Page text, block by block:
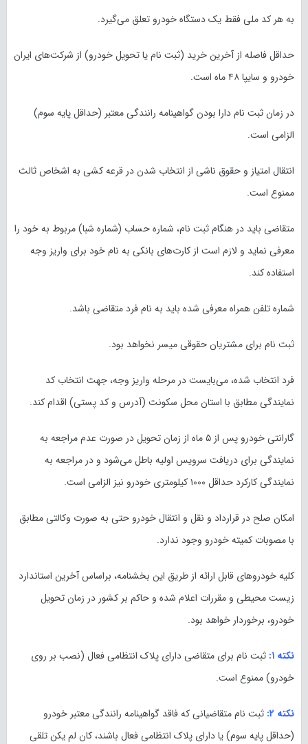
به هر کد ملی فقط یک دستگاه خودرو تعلق می‌گیرد.
حداقل فاصله از آخرین خرید (ثبت نام یا تحویل خودرو) از شرکت‌های ایران
خودرو و سایپا ۴۸ ماه است.
در زمان ثبت نام دارا بودن گواهینامه رانندگی معتبر (حداقل پایه سوم)
الزامی است.
انتقال امتیاز و حقوق ناشی از انتخاب شدن در قرعه کشی به اشخاص ثالث
ممنوع است.
متقاضی باید در هنگام ثبت نام، شماره حساب (شماره شبا) مربوط به خود را
معرفی نماید و لازم است از کارت‌های بانکی به نام خود برای واریز وجه
استفاده کند.
شماره تلفن همراه معرفی شده باید به نام فرد متقاضی باشد.
ثبت نام برای مشتریان حقوقی میسر نخواهد بود.
فرد انتخاب شده، می‌بایست در مرحله واریز وجه، جهت انتخاب کد
نمایندگی مطابق با استان محل سکونت (آدرس و کد پستی) اقدام کند.
گارانتی خودرو پس از ۵ ماه از زمان تحویل در صورت عدم مراجعه به
نمایندگی برای دریافت سرویس اولیه باطل می‌شود و در مراجعه به
نمایندگی کارکرد حداقل ۱۰۰۰ کیلومتری خودرو نیز الزامی است.
امکان صلح در قرارداد و نقل و انتقال خودرو حتی به صورت وکالتی مطابق
با مصوبات کمیته خودرو وجود ندارد.
کلیه خودروهای قابل ارائه از طریق این بخشنامه، براساس آخرین استاندارد
زیست محیطی و مقررات اعلام شده و حاکم بر کشور در زمان تحویل
خودرو، برخوردار خواهد بود.
نکته ۱:
ثبت نام برای متقاضی دارای پلاک انتظامی فعال (نصب بر روی
خودرو) ممنوع است.
نکته ۲:
ثبت نام متقاضیانی که فاقد گواهینامه رانندگی معتبر خودرو
(حداقل پایه سوم) یا دارای پلاک انتظامی فعال باشند، کان لم یکن تلقی